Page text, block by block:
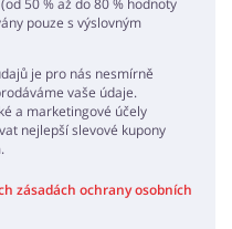
50 % až do 80 % hodnoty
pouze s výslovným
je pro nás nesmírně
vaše údaje.
a marketingové účely
nejlepší slevové kupony
zásadách ochrany osobních